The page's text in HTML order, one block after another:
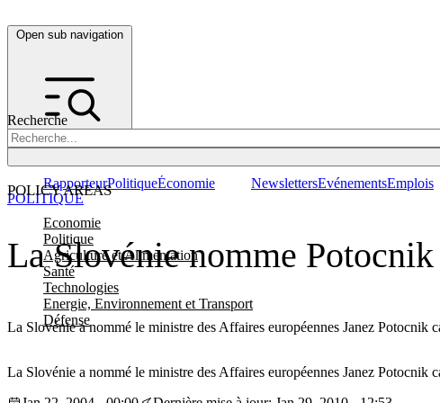
Open sub navigation
Recherche
POLICY AREAS
Economie
Politique
Agriculture et Alimentation
Santé
Technologies
Energie, Environnement et Transport
Défense
RapporteurPolitiqueÉconomie NewslettersEvénementsEmplois
La Slovénie nomme
La Slovénie a nommé le ministre des Affaires européennes Janez Potocnik
POLITIQUE
La Slovénie a nommé le ministre des Affaires européennes Janez Potocnik